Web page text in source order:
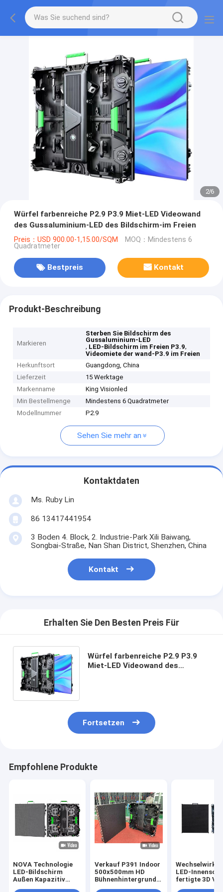
2/6
Würfel farbenreiche P2.9 P3.9 Miet-LED Videowand
des Gussaluminium-LED des Bildschirm-im Freien
Preis：USD 900.00-1,15.00/SQM MOQ：Mindestens 6
Quadratmeter
Bestpreis Kontakt
Produkt-Beschreibung
Markieren
Sterben Sie Bildschirm des
Gussaluminium-LED
, LED-Bildschirm im Freien P3.9,
Videomiete der wand-P3.9 im Freien
Herkunftsort
Guangdong, China
Lieferzeit
15 Werktage
Markenname
King Visionled
Min Bestellmenge
Mindestens 6 Quadratmeter
Modellnummer
P2.9
Sehen Sie mehr an
Kontaktdaten
Ms. Ruby Lin
86 13417441954
3 Boden 4. Block, 2. Industrie-Park Xili Baiwang,
Songbai-Straße, Nan Shan District, Shenzhen, China
Kontakt
Erhalten Sie Den Besten Preis Für
Würfel farbenreiche P2.9 P3.9
Miet-LED Videowand des
Fortsetzen
Empfohlene Produkte
NOVA Technologie
LED-Bildschirm
Außen Kapazitiv
Verkauf P391 Indoor
500x500mm HD
Bühnenhintergrund
LED-
fertigte 3D VR